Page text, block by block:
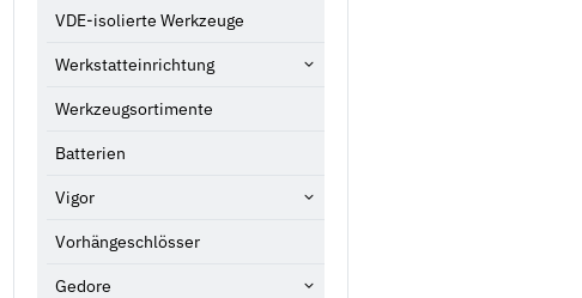
VDE-isolierte Werkzeuge
Werkstatteinrichtung
Werkzeugsortimente
Batterien
Vigor
Vorhängeschlösser
Gedore